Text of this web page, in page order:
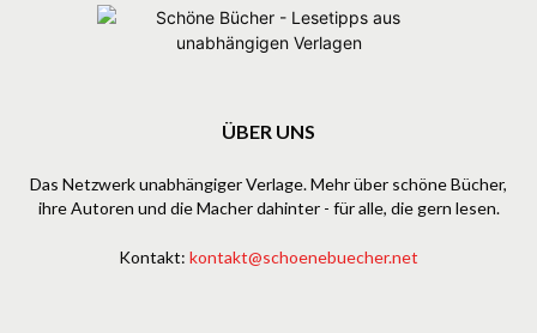
ÜBER UNS
Das Netzwerk unabhängiger Verlage. Mehr über schöne Bücher,
ihre Autoren und die Macher dahinter - für alle, die gern lesen.
Kontakt: kontakt@schoenebuecher.net